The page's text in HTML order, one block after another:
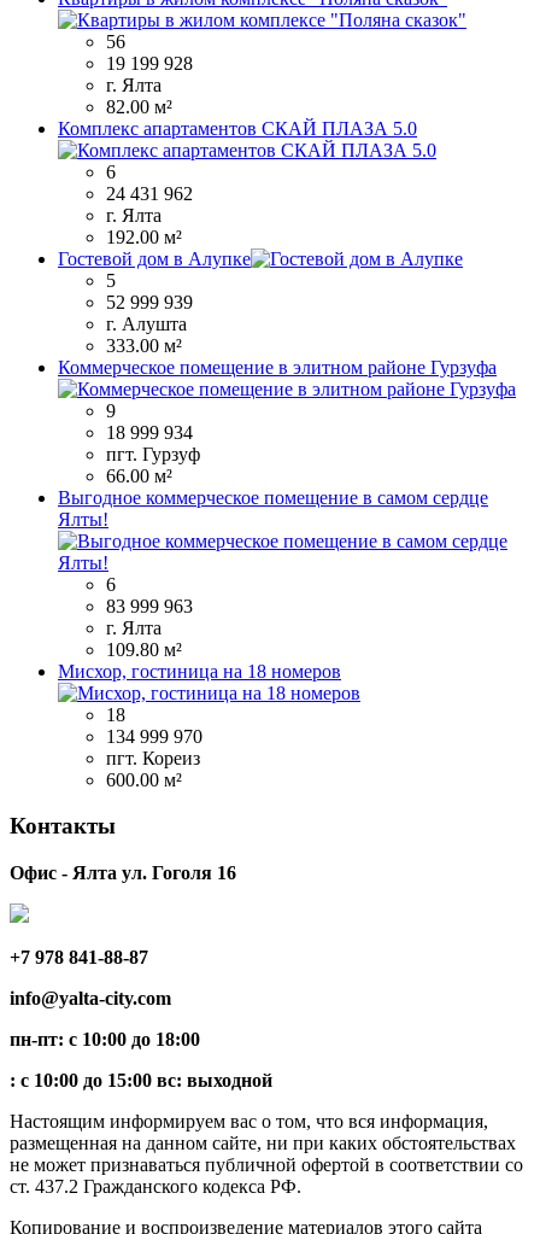
56
19 199 928
г. Ялта
82.00 м²
Комплекс апартаментов СКАЙ ПЛАЗА 5.0
6
24 431 962
г. Ялта
192.00 м²
Гостевой дом в Алупке
5
52 999 939
г. Алушта
333.00 м²
Коммерческое помещение в элитном районе Гурзуфа
9
18 999 934
пгт. Гурзуф
66.00 м²
Выгодное коммерческое помещение в самом сердце
Ялты!
6
83 999 963
г. Ялта
109.80 м²
Мисхор, гостиница на 18 номеров
18
134 999 970
пгт. Кореиз
600.00 м²
Контакты
Офис - Ялта ул. Гоголя 16
+7 978 841-88-87
info@yalta-city.com
пн-пт: с 10:00 до 18:00
: с 10:00 до 15:00 вс: выходной
Настоящим информируем вас о том, что вся информация,
размещенная на данном сайте, ни при каких обстоятельствах
не может признаваться публичной офертой в соответствии со
ст. 437.2 Гражданского кодекса РФ.
Копирование и воспроизведение материалов этого сайта